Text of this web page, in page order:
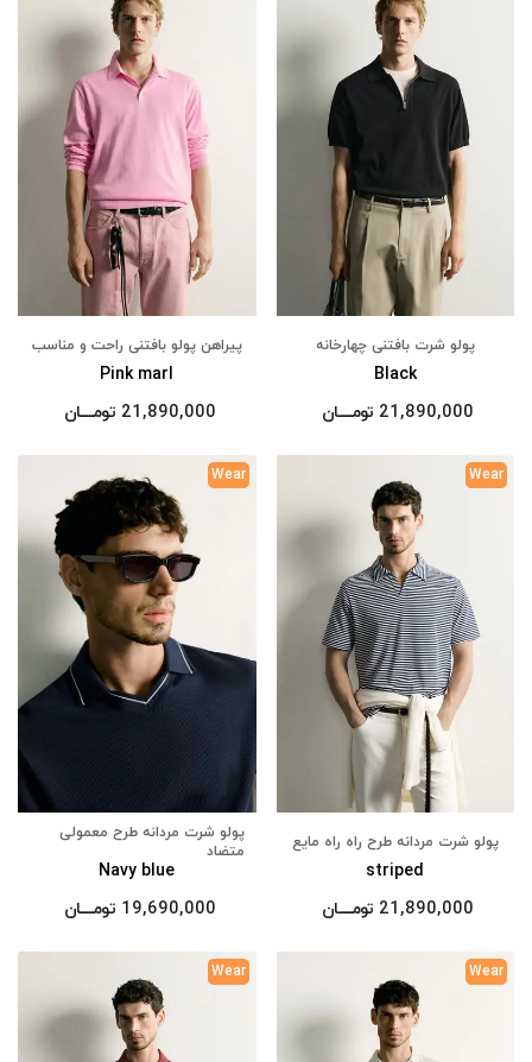
پولو شرت بافتنی چهارخانه
Black
21,890,000 تومــــــان
پیراهن پولو بافتنی راحت و مناسب
Pink marl
21,890,000 تومــــــان
Wear
پولو شرت مردانه طرح راه راه مایع
striped
21,890,000 تومــــــان
Wear
پولو شرت مردانه طرح معمولی
متضاد
Navy blue
19,690,000 تومــــــان
Wear
Wear